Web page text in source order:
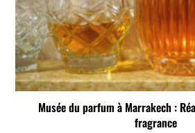
Musée du parfum à Marrakech :
fragrance